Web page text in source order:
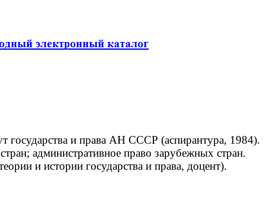
государства и права АН СССР (аспирантура, 1984).
административное право зарубежных стран.
и истории государства и права, доцент).